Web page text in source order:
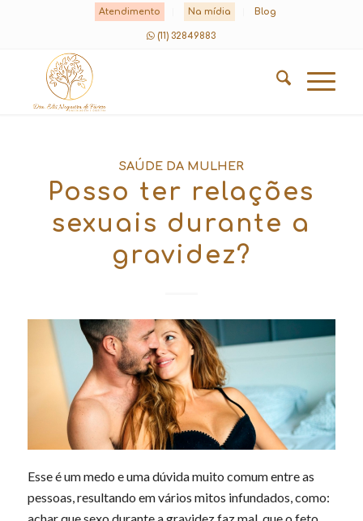
Atendimento Na mídia Blog
(11) 32849883
SAÚDE DA MULHER
Posso ter relações
sexuais durante a
gravidez?
Esse é um medo e uma dúvida muito comum entre as
pessoas, resultando em vários mitos infundados, como: